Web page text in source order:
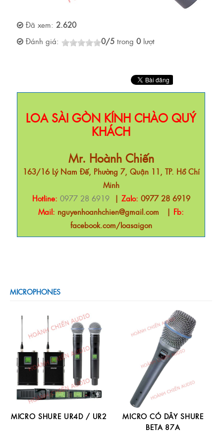
Đã xem: 2.620
Đánh giá:
0/5 trong 0lượt
LOA SÀI GÒN KÍNH CHÀO QUÝ
KHÁCH
Mr. Hoành Chiến
163/16 Lý Nam Đế, Phường 7, Quận 11, TP. Hồ Chí
Minh
Hotline: 0977 28 6919| Zalo: 0977 28 6919
Mail: nguyenhoanhchien@gmail.com | Fb:
facebook.com/loasaigon
MICROPHONES
MICRO SHURE UR4D / UR2
MICRO CÓ DÂY SHURE
BETA 87A